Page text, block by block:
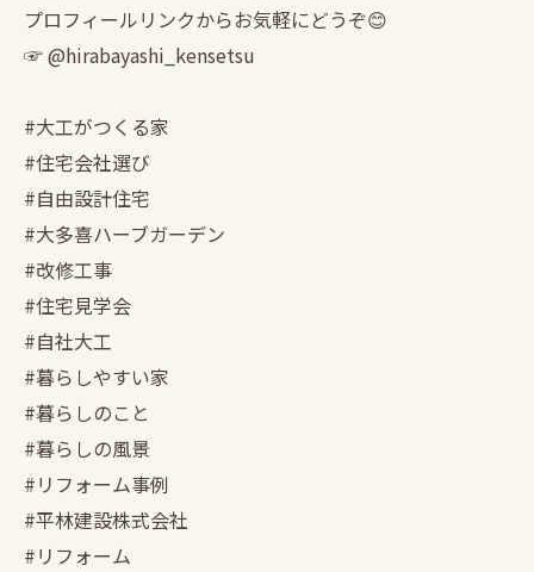
プロフィールリンクからお気軽にどうぞ😊
☞ @hirabayashi_kensetsu
#大工がつくる家
#住宅会社選び
#自由設計住宅
#大多喜ハーブガーデン
#改修工事
#住宅見学会
#自社大工
#暮らしやすい家
#暮らしのこと
#暮らしの風景
#リフォーム事例
#平林建設株式会社
#リフォーム